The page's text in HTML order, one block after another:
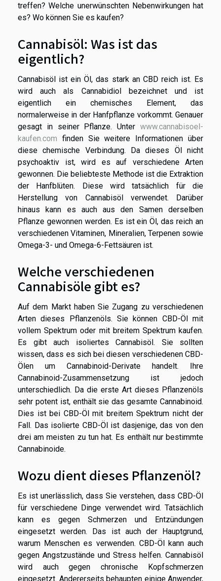
treffen? Welche unerwünschten Nebenwirkungen hat
es? Wo können Sie es kaufen?
Cannabisöl: Was ist das
eigentlich?
Cannabisöl ist ein Öl, das stark an CBD reich ist. Es
wird auch als Cannabidiol bezeichnet und ist
eigentlich ein chemisches Element, das
normalerweise in der Hanfpflanze vorkommt. Genauer
gesagt in seiner Pflanze. Unter www.cannabisoel-
kaufen.com finden Sie weitere Informationen über
diese chemische Verbindung. Da dieses Öl nicht
psychoaktiv ist, wird es auf verschiedene Arten
gewonnen. Die beliebteste Methode ist die Extraktion
der Hanfblüten. Diese wird tatsächlich für die
Herstellung von Cannabisöl verwendet. Darüber
hinaus kann es auch aus den Samen derselben
Pflanze gewonnen werden. Es ist ein Öl, das reich an
verschiedenen Vitaminen, Mineralien, Terpenen sowie
Omega-3- und Omega-6-Fettsäuren ist.
Welche verschiedenen
Cannabisöle gibt es?
Auf dem Markt haben Sie Zugang zu verschiedenen
Arten dieses Pflanzenöls. Sie können CBD-Öl mit
vollem Spektrum oder mit breitem Spektrum kaufen.
Es gibt auch isoliertes Cannabisöl. Sie sollten
wissen, dass es sich bei diesen verschiedenen CBD-
Ölen um Cannabinoid-Derivate handelt. Ihre
Cannabinoid-Zusammensetzung ist jedoch
unterschiedlich. Da die erste Art dieses Pflanzenöls
sehr potent ist, enthält sie das gesamte Cannabinoid.
Dies ist bei CBD-Öl mit breitem Spektrum nicht der
Fall. Das isolierte CBD-Öl ist dasjenige, das von den
drei am meisten zu tun hat. Es enthält nur bestimmte
Cannabinoide.
Wozu dient dieses Pflanzenöl?
Es ist unerlässlich, dass Sie verstehen, dass CBD-Öl
für verschiedene Dinge verwendet wird. Tatsächlich
kann es gegen Schmerzen und Entzündungen
eingesetzt werden. Das ist auch der Hauptgrund,
warum Menschen es verwenden. CBD-Öl kann auch
gegen Angstzustände und Stress helfen. Cannabisöl
wird auch gegen chronische Kopfschmerzen
eingesetzt. Andererseits behaupten einige Anwender,